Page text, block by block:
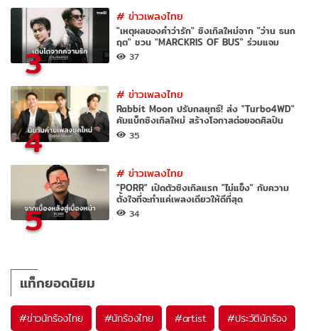
3
#ข่าวเพลงไทย
"เหตุผลของคำว่ารัก" ซิงเกิลใหม่จาก "ว่าน ธนก
ฤต" ชวน "MARCKRIS OF BUS" ร่วมแจม
37
4
#ข่าวเพลงไทย
Rabbit Moon ปรับกลยุทธ์! ส่ง "Turbo4WD"
คัมแบ็กซิงเกิลใหม่ สร้างโอกาสต่อยอดศิลปิน
35
5
#ข่าวเพลงไทย
"PORR" เปิดตัวซิงเกิลแรก "ไม่แข็ง" กับความ
ตั้งใจที่จะทำแค่เพลงเดียวให้ดีที่สุด
34
แท็กยอดนิยม
#ข่าวนักร้องไทย #นักร้องไทย #artist #ประวัตินักร้อง